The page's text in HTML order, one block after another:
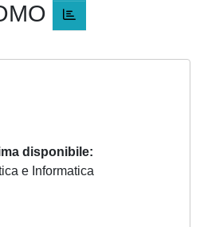
disponibile
e Informatica